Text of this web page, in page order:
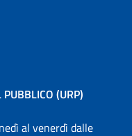
PUBBLICO (URP)
al venerdì dalle